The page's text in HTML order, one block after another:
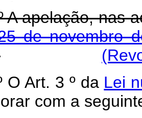
A apelação, nas
de novembro
O Art. 3 º da Lei
com a